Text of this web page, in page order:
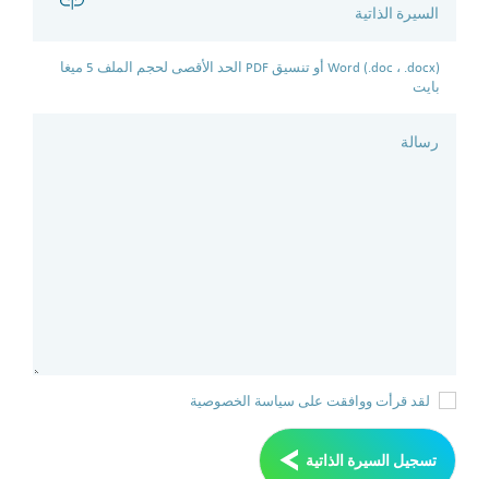
Word (.doc ، .docx) أو تنسيق PDF الحد الأقصى لحجم الملف 5 ميغا
بايت
لقد قرأت ووافقت على سياسة الخصوصية
تسجيل السيرة الذاتية